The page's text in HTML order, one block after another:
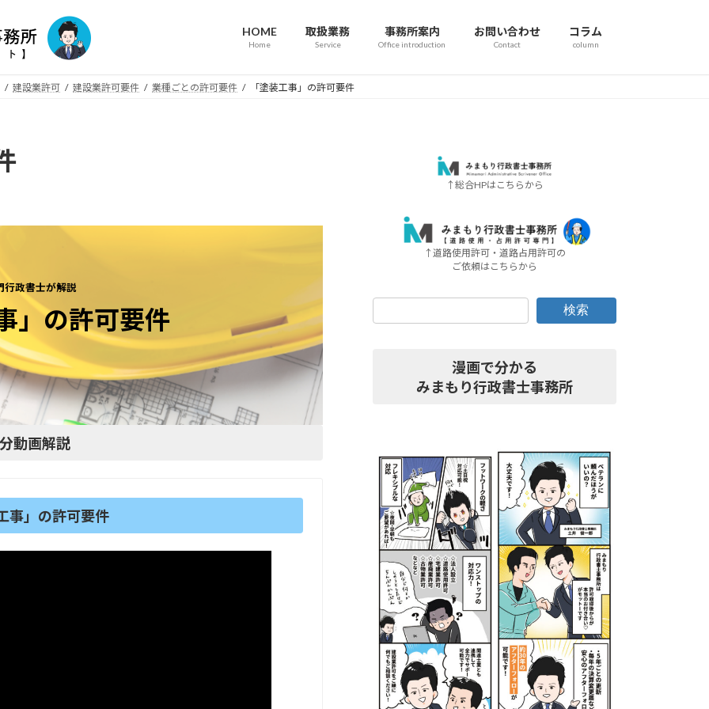
HOME
Home
取扱業務
Service
事務所案内
Office introduction
お問い合わせ
Contact
コラム
column
建設業許可 建設業許可要件 業種ごとの許可要件 「塗装工事」の許可要件
行政書士が解説
」の許可要件
動画解説
事」の許可要件
↑総合HPはこちらから
↑道路使用許可・道路占用許可の
ご依頼はこちらから
検索
漫画で分かる
みまもり行政書士事務所